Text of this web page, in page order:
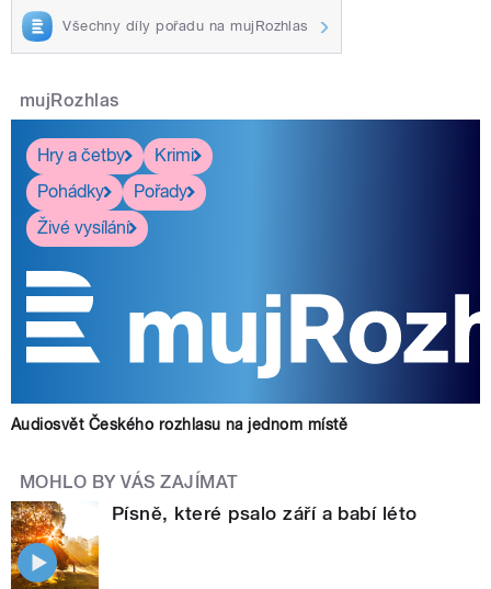
Všechny díly pořadu na mujRozhlas
mujRozhlas
Hry a četby
Krimi
Pohádky
Pořady
Živé vysílání
Audiosvět Českého rozhlasu na jednom místě
MOHLO BY VÁS ZAJÍMAT
Písně, které psalo září a babí léto